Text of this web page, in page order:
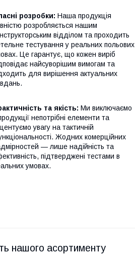
розробки: Наша продукція
розробляється нашим
відділом та проходить
тестування у реальних польових
Це гарантує, що кожен виріб
найсуворішим вимогам та
для вирішення актуальних
та якість: Ми виключаємо
непотрібні елементи та
увагу на тактичній
Жодних комерційних
— лише надійність та
підтверджені тестами в
умовах.
нашого асортименту